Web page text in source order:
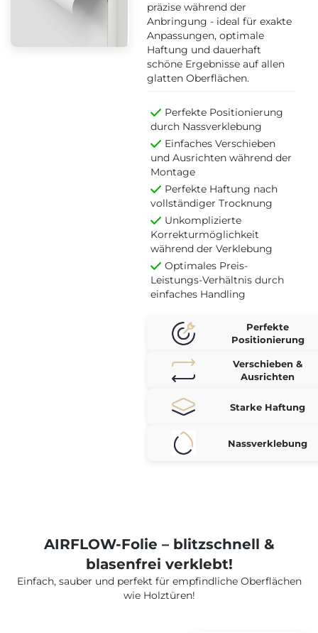
präzise während der
Anbringung - ideal für exakte
Anpassungen, optimale
Haftung und dauerhaft
schöne Ergebnisse auf allen
glatten Oberflächen.
Perfekte Positionierung
durch Nassverklebung
Einfaches Verschieben
und Ausrichten während der
Montage
Perfekte Haftung nach
vollständiger Trocknung
Unkomplizierte
Korrekturmöglichkeit
während der Verklebung
Optimales Preis-
Leistungs-Verhältnis durch
einfaches Handling
Perfekte
Positionierung
Verschieben &
Ausrichten
Starke Haftung
Nassverklebung
AIRFLOW-Folie – blitzschnell &
blasenfrei verklebt!
Einfach, sauber und perfekt für empfindliche Oberflächen
wie Holztüren!